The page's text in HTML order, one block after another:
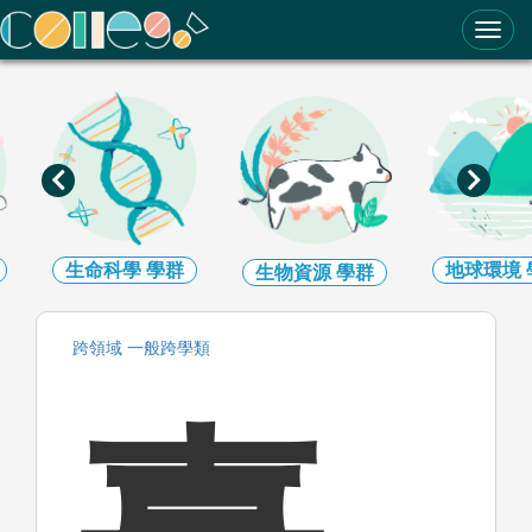
ColleGo! 大學選才與高中育才輔助系統
生命科學 學群 生物資源學群 地球環境
跨領域 一般跨學類